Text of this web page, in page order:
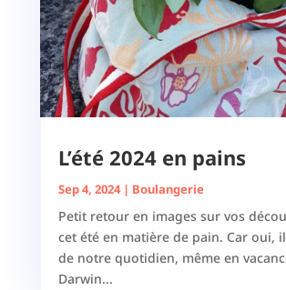
L’été 2024 en pains
Sep 4, 2024| Boulangerie
Petit retour en images sur vos
cet été en matière de pain. Car oui,
de notre quotidien, même en
Darwin...